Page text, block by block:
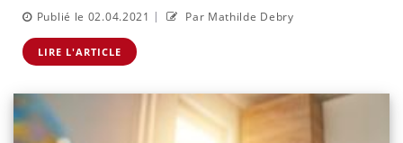
Publié le 02.04.2021 | Par Mathilde Debry
LIRE L'ARTICLE